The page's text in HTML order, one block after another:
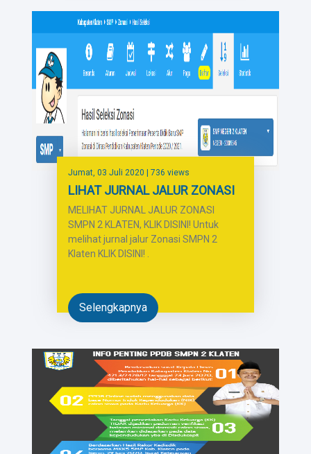
Jumat, 03 Juli 2020 | 736 views
LIHAT JURNAL JALUR ZONASI
MELIHAT JURNAL JALUR ZONASI
SMPN 2 KLATEN, KLIK DISINI! Untuk
melihat jurnal jalur Zonasi SMPN 2
Klaten KLIK DISINI! .
Selengkapnya